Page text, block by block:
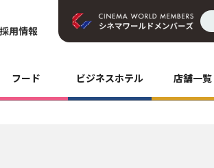
採用情報
フード ビジネスホテル 店舗一覧